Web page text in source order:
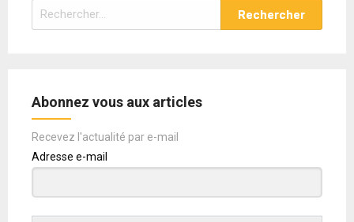
Rechercher :
Abonnez vous aux articles
Recevez l'actualité par e-mail
Adresse e-mail